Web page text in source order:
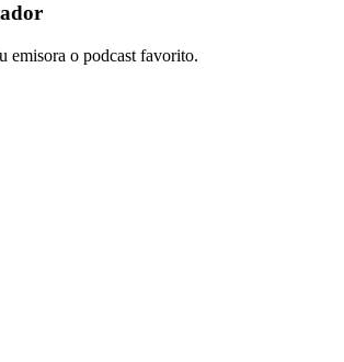
emisora o podcast favorito.